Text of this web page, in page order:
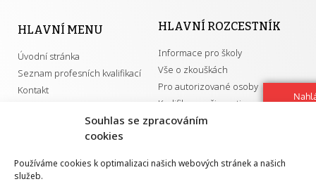
Souhlas se zpracováním
cookies
Používáme cookies k optimalizaci našich webových stránek a našich
služeb.
HLAVNÍ MENU
Úvodní stránka
Seznam profesních kvalifikací
Kontakt
HLAVNÍ ROZCESTNÍK
Informace pro školy
Vše o zkouškách
Pro autorizované osoby
Kvalifikace a živnosti
GDPR